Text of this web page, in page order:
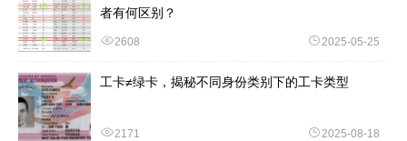
者有何区别？
2608 2025-05-25
工卡≠绿卡，揭秘不同身份类别下的工卡类型
2171 2025-08-18